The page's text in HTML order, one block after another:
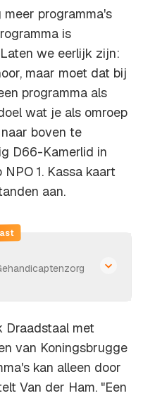
programma's
is
we eerlijk zijn:
maar moet dat bij
programma als
wat je als omroep
boven te
D66-Kamerlid in
1. Kassa kaart
aan.
Draadstaal met
van Koningsbrugge
kan alleen door
Van der Ham. "Een